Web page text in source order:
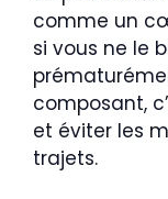
comme un
si vous ne le
composant,
et éviter les
trajets.